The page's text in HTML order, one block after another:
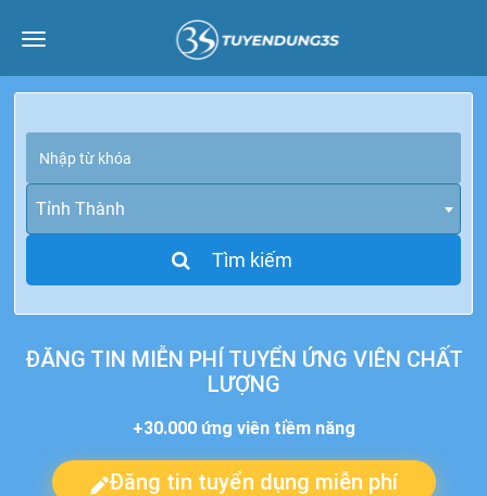
Toggle
Tỉnh Thành
ĐĂNG TIN MIỄN PHÍ TUYỂN ỨNG VIÊN CHẤT
LƯỢNG
+30.000 ứng viên tiềm năng
Đăng tin tuyển dụng miễn phí